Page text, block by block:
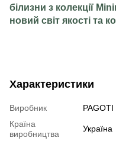
білизни з колекції
новий світ якості та
Характеристики
Виробник
PAGOTI
Країна
виробництва
Україна